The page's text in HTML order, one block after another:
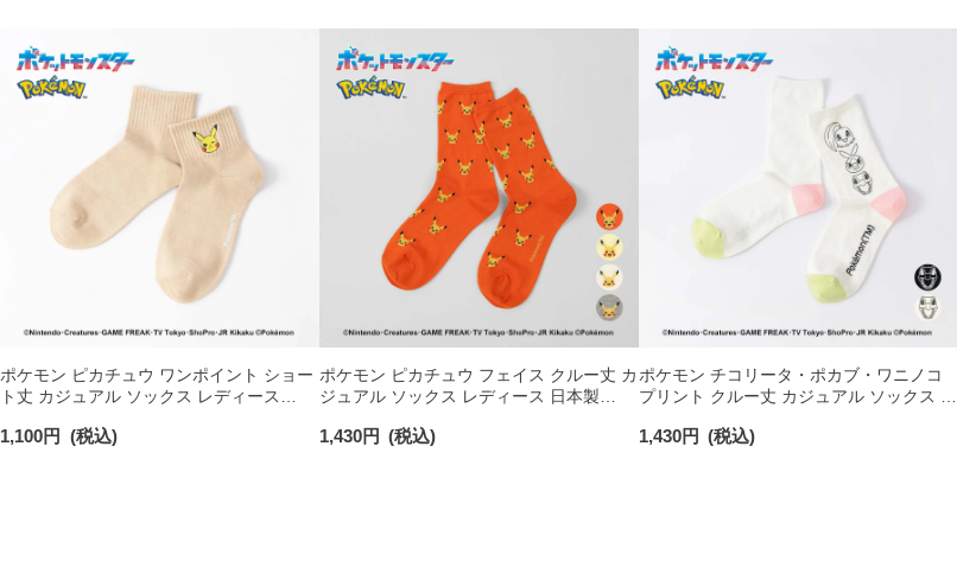
ポケモン ピカチュウ ワンポイント ショー
ト丈 カジュアル ソックス レディース
1,100円 (税込)
ポケモン ピカチュウ フェイス クルー丈 カ
ジュアル ソックス レディース 日本製
1,430円 (税込)
ポケモン チコリータ・ポカブ・ワニノコ
プリント クルー丈 カジュアル ソックス レ
1,430円 (税込)